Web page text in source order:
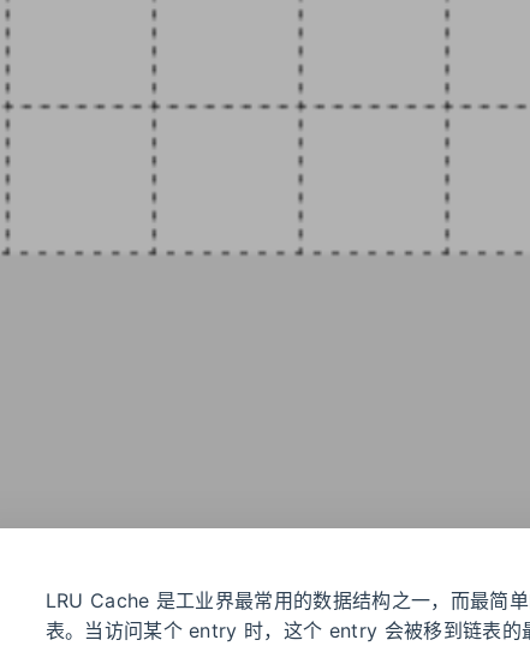
LRU Cache 是工业界最常用的数据结构之一，而最简
表。当访问某个 entry 时，这个 entry 会被移到链表的